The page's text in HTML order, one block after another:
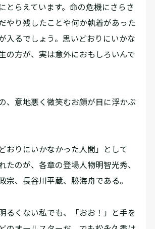
とらえています。命の危機にさらさ
やり残したことや何か執着があった
入るでしょう。思いどおりにいかな
の方が、実は意外におもしろいんで
、意地悪く微笑むお顔が目に浮かぶ
おりにいかなかった人間」として
たのが、各章の登場人物――明智光秀、
、長谷川平蔵、勝海舟――である。
るくない私でも、「おお！」と手を